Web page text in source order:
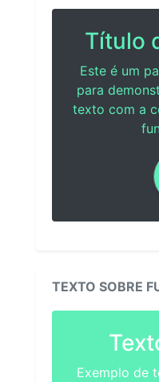
Título
Este é um
para
texto com a
TEXTO SOBRE
Exemplo de